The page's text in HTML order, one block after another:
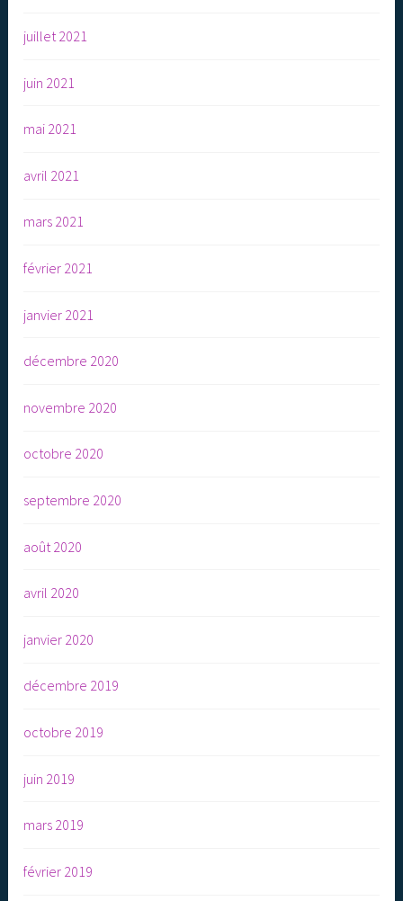
juillet 2021
juin 2021
mai 2021
avril 2021
mars 2021
février 2021
janvier 2021
décembre 2020
novembre 2020
octobre 2020
septembre 2020
août 2020
avril 2020
janvier 2020
décembre 2019
octobre 2019
juin 2019
mars 2019
février 2019